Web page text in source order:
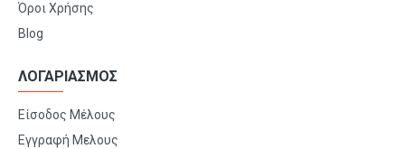
Όροι Χρήσης
Blog
ΛΟΓΑΡΙΑΣΜΟΣ
Είσοδος Μέλους
Εγγραφή Μελους